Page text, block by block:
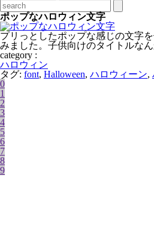
ポップなハロウィン文字
プリっとしたポップな感じの文字
みました。子供向けのタイトルな
category :
ハロウィン
タグ: font, Halloween, ハロウィーン,
0
1
2
3
4
5
6
7
8
9